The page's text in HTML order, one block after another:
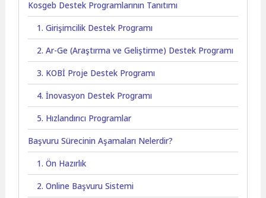
Kosgeb Destek Programlarının Tanıtımı
1. Girişimcilik Destek Programı
2. Ar-Ge (Araştırma ve Geliştirme) Destek Programı
3. KOBİ Proje Destek Programı
4. İnovasyon Destek Programı
5. Hızlandırıcı Programlar
Başvuru Sürecinin Aşamaları Nelerdir?
1. Ön Hazırlık
2. Online Başvuru Sistemi